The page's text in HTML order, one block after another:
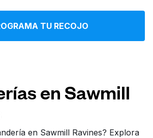
TU RECOJO
en Sawmill
en Sawmill Ravines? Explora